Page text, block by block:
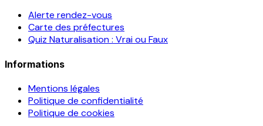
Alerte rendez-vous
Carte des préfectures
Quiz Naturalisation : Vrai ou Faux
Informations
Mentions légales
Politique de confidentialité
Politique de cookies